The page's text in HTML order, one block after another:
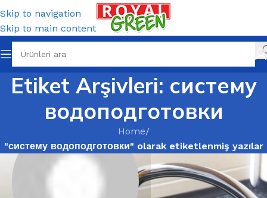
Skip to navigation
Skip to main content
Etiket Arşivleri: систему
водоподготовки
Home/
"систему водоподготовки" olarak etiketlenmiş yazılar